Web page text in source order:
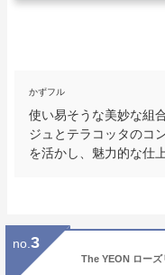
かずフル
使い易そうな美妙な組
ジュとテラコッタのコ
を活かし、魅力的な仕
no. 3
The YEON ロー